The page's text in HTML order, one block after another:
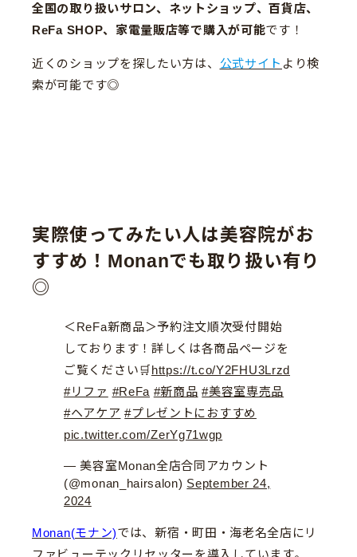
全国の取り扱いサロン、ネットショップ、百貨店、
ReFa SHOP、家電量販店等で購入が可能です！
近くのショップを探したい方は、 公式サイト より検
索が可能です◎
実際使ってみたい人は美容院がお
すすめ！Monanでも取り扱い有り
◎
＜ReFa新商品＞予約注文順次受付開始
しております！詳しくは各商品ページを
ご覧ください🛒https://t.co/Y2FHU3Lrzd
#リファ #ReFa #新商品 #美容室専売品
#ヘアケア #プレゼントにおすすめ
pic.twitter.com/ZerYg71wgp
— 美容室Monan全店合同アカウント
(@monan_hairsalon) September 24,
2024
Monan(モナン)では、新宿・町田・海老名全店にリ
ファビューテックリセッターを導入しています。